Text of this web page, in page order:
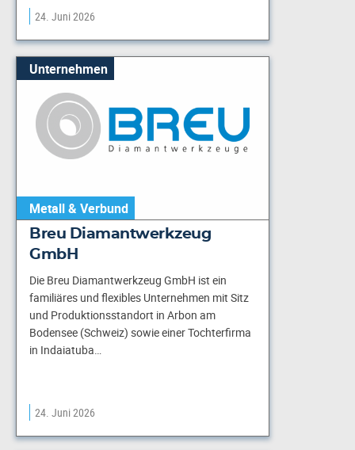
24. Juni 2026
Unternehmen
Metall & Verbund
Breu Diamantwerkzeug
GmbH
Die Breu Diamantwerkzeug GmbH ist ein
familiäres und flexibles Unternehmen mit Sitz
und Produktionsstandort in Arbon am
Bodensee (Schweiz) sowie einer Tochterfirma
in Indaiatuba…
24. Juni 2026